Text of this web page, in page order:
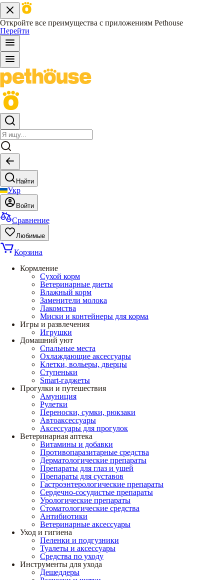
Откройте все преимущества с приложениям Pethouse
Перейти
Найти
Укр
Войти
Сравнение
Любимые
Корзина
Кормление
Сухой корм
Ветеринарные диеты
Влажный корм
Заменители молока
Лакомства
Миски и контейнеры для корма
Игры и развлечения
Игрушки
Домашний уют
Спальные места
Охлаждающие аксессуары
Клетки, вольеры, дверцы
Ступеньки
Smart-гаджеты
Прогулки и путешествия
Амуниция
Рулетки
Переноски, сумки, рюкзаки
Автоаксессуары
Аксессуары для прогулок
Ветеринарная аптека
Витамины и добавки
Противопаразитарные средства
Дерматологические препараты
Препараты для глаз и ушей
Препараты для суставов
Гастроэнтерологические препараты
Сердечно-сосудистые препараты
Урологические препараты
Стоматологические средства
Антибиотики
Ветеринарные аксессуары
Уход и гигиена
Пеленки и подгузники
Туалеты и аксессуары
Средства по уходу
Инструменты для ухода
Дешеддеры